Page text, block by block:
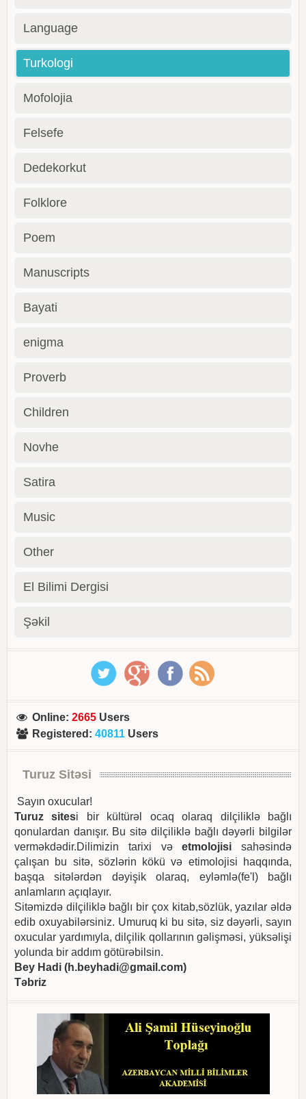
Language
Turkologi
Mofolojia
Felsefe
Dedekorkut
Folklore
Poem
Manuscripts
Bayati
enigma
Proverb
Children
Novhe
Satira
Music
Other
El Bilimi Dergisi
Şəkil
Online:2665 Users
Registered :40811 Users
Turuz Sitəsi
Sayın oxucular!
Turuz sitesi bir kültürəl ocaq olaraq dilçiliklə bağlı
qonulardan danışır. Bu sitə dilçiliklə bağlı dəyərli bilgilər
verməkdədir.Dilimizin tarixi vəetmolojisi sahəsində
çalışan bu sitə, sözlərin kökü və etimolojisi haqqında,
başqa sitələrdən dəyişik olaraq, eyləmlə(fe'l) bağlı
anlamların açıqlayır.
Sitəmizdə dilçiliklə bağlı bir çox kitab,sözlük, yazılar əldə
edib oxuyabilərsiniz. Umuruq ki bu sitə, siz dəyərli, sayın
oxucular yardımıyla, dilçilik qollarının gəlişməsi, yüksəlişi
yolunda bir addım götürəbilsin.
Bey Hadi (h.beyhadi@gmail.com)
Təbriz